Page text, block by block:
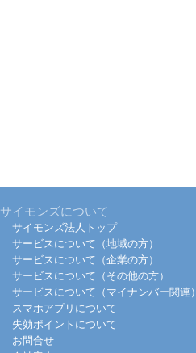
サイモンズについて
サイモンズ法人トップ
サービスについて（地域の方）
サービスについて（企業の方）
サービスについて（その他の方）
サービスについて（マイナンバー関連）
スマホアプリについて
失効ポイントについて
お問合せ